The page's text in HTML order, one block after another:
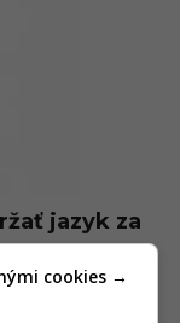
jazyk za
cookies →